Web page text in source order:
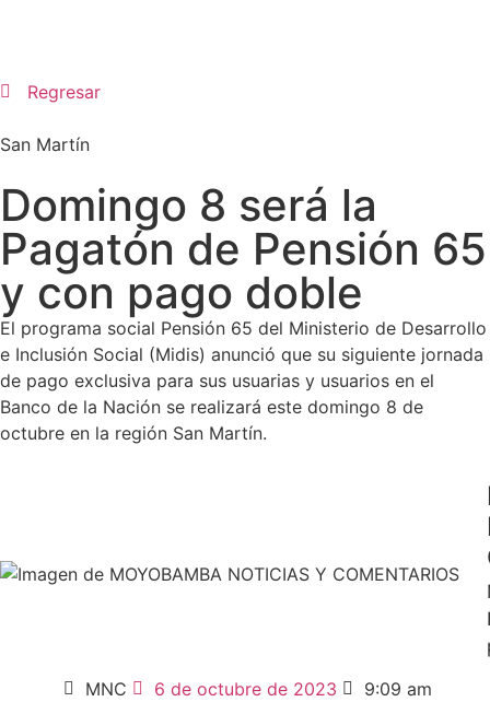
Regresar
San Martín
Domingo 8 será la
Pagatón de Pensión 65
y con pago doble
El programa social Pensión 65 del Ministerio de Desarrollo
e Inclusión Social (Midis) anunció que su siguiente jornada
de pago exclusiva para sus usuarias y usuarios en el
Banco de la Nación se realizará este domingo 8 de
octubre en la región San Martín.
MNC
6 de octubre de 2023 9:09 am